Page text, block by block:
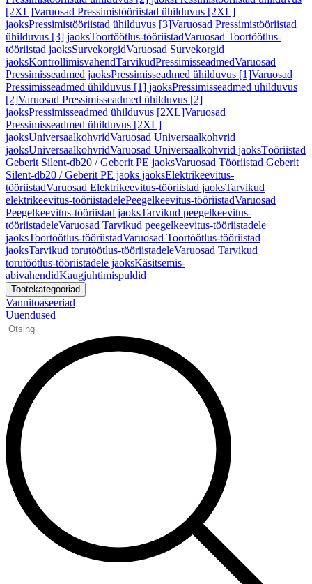
[2XL]Varuosad Pressimistööriistad ühilduvus [2XL]
jaoksPressimistööriistad ühilduvus [3]Varuosad Pressimistööriistad
ühilduvus [3] jaoksToortöötlus-tööriistadVaruosad Toortöötlus-
tööriistad jaoksSurvekorgidVaruosad Survekorgid
jaoksKontrollimisvahendTarvikudPressimisseadmedVaruosad
Pressimisseadmed jaoksPressimisseadmed ühilduvus [1]Varuosad
Pressimisseadmed ühilduvus [1] jaoksPressimisseadmed ühilduvus
[2]Varuosad Pressimisseadmed ühilduvus [2]
jaoksPressimisseadmed ühilduvus [2XL]Varuosad
Pressimisseadmed ühilduvus [2XL]
jaoksUniversaalkohvridVaruosad Universaalkohvrid
jaoksUniversaalkohvridVaruosad Universaalkohvrid jaoksTööriistad
Geberit Silent-db20 / Geberit PE jaoksVaruosad Tööriistad Geberit
Silent-db20 / Geberit PE jaoks jaoksElektrikeevitus-
tööriistadVaruosad Elektrikeevitus-tööriistad jaoksTarvikud
elektrikeevitus-tööriistadelePeegelkeevitus-tööriistadVaruosad
Peegelkeevitus-tööriistad jaoksTarvikud peegelkeevitus-
tööriistadeleVaruosad Tarvikud peegelkeevitus-tööriistadele
jaoksToortöötlus-tööriistadVaruosad Toortöötlus-tööriistad
jaoksTarvikud torutöötlus-tööriistadeleVaruosad Tarvikud
torutöötlus-tööriistadele jaoksKäsitsemis-
abivahendidKaugjuhtimispuldid
Tootekategooriad
Vannitoaseeriad
Uuendused